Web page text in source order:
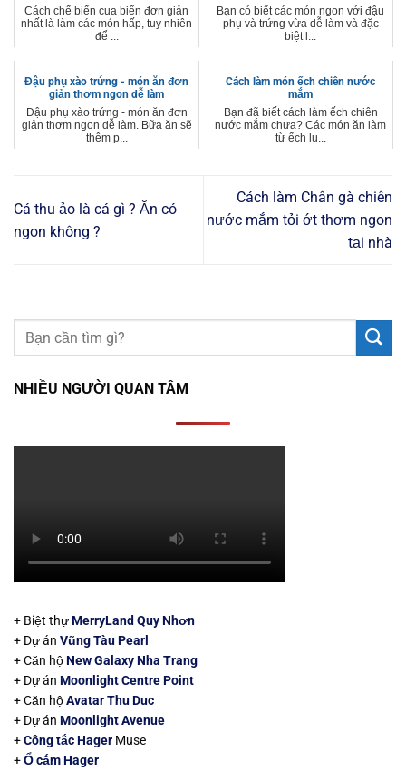
Cách chế biến cua biển đơn giản
nhất là làm các món hấp, tuy nhiên
để ...
Bạn có biết các món ngon với đậu
phụ và trứng vừa dễ làm và đặc
biệt l...
Đậu phụ xào trứng - món ăn đơn
giản thơm ngon dễ làm
Đậu phụ xào trứng - món ăn đơn
giản thơm ngon dễ làm. Bữa ăn sẽ
thêm p...
Cách làm món ếch chiên nước
mắm
Bạn đã biết cách làm ếch chiên
nước mắm chưa? Các món ăn làm
từ ếch lu...
Cá thu ảo là cá gì ? Ăn có
ngon không ?
Cách làm Chân gà chiên
nước mắm tỏi ớt thơm ngon
tại nhà
NHIỀU NGƯỜI QUAN TÂM
+ Biệt thựMerryLand Quy Nhơn
+ Dự án Vũng Tàu Pearl
+ Căn hộNew Galaxy Nha Trang
+ Dự án Moonlight Centre Point
+ Căn hộAvatar Thu Duc
+ Dự án Moonlight Avenue
+Công tắc Hager Muse
+Ổ cắm Hager